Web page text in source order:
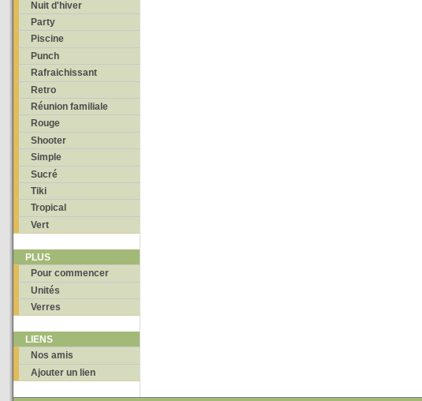
Nuit d'hiver
Party
Piscine
Punch
Rafraichissant
Retro
Réunion familiale
Rouge
Shooter
Simple
Sucré
Tiki
Tropical
Vert
PLUS
Pour commencer
Unités
Verres
LIENS
Nos amis
Ajouter un lien